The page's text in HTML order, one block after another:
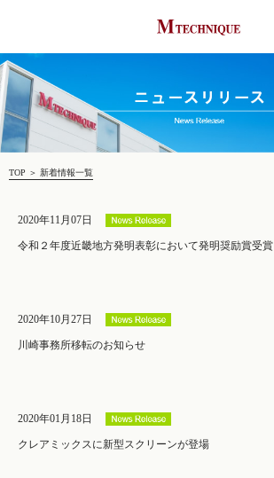
TOP ＞ 新着情報一覧
2020年11月07日
令和２年度近畿地方発明表彰において発明奨励賞受賞
2020年10月27日
川崎事務所移転のお知らせ
2020年01月18日
クレアミックスに新型スクリーンが登場